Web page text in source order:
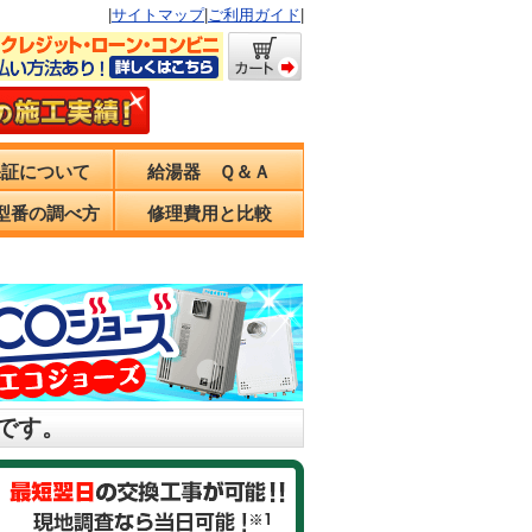
サイトマップ| ご利用ガイド
について 給湯器 Ｑ＆Ａ
番の調べ方 修理費用と比較
す。